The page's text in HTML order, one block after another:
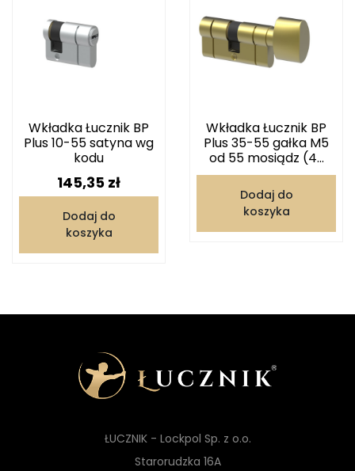
Wkładka Łucznik BP
Plus 10-55 satyna wg
kodu
Cena
145,35 zł
Dodaj do
koszyka
Wkładka Łucznik BP
Plus 35-55 gałka M5
od 55 mosiądz (4...
Dodaj do
koszyka
ŁUCZNIK - Lockpol Sp. z o.o.
Starorudzka 16A